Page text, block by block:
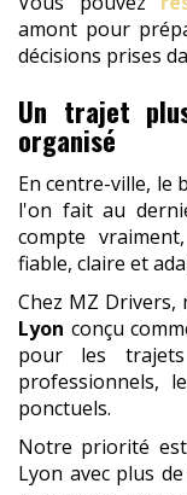
amont pour
décisions prises
Un trajet
organisé
En centre-ville, le
l'on fait au
compte
fiable, claire et
Chez MZ
Lyon conçu
pour les
professionnels,
ponctuels.
Notre priorité
Lyon avec plus